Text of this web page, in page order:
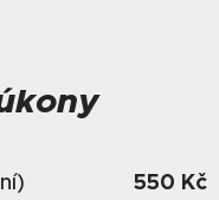
550 Kč